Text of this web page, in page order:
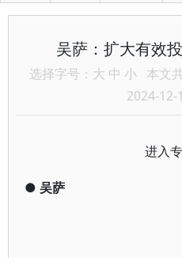
吴萨：扩大有效
选择字号： 大 中 小 本文
2024-12-
进入
● 吴萨